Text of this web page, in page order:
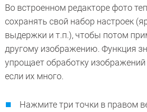
Во встроенном редакторе фото
сохранять свой набор настроек
выдержки и т.п.), чтобы потом
другому изображению. Функция
упрощает обработку
если их много.
Нажмите три точки в правом